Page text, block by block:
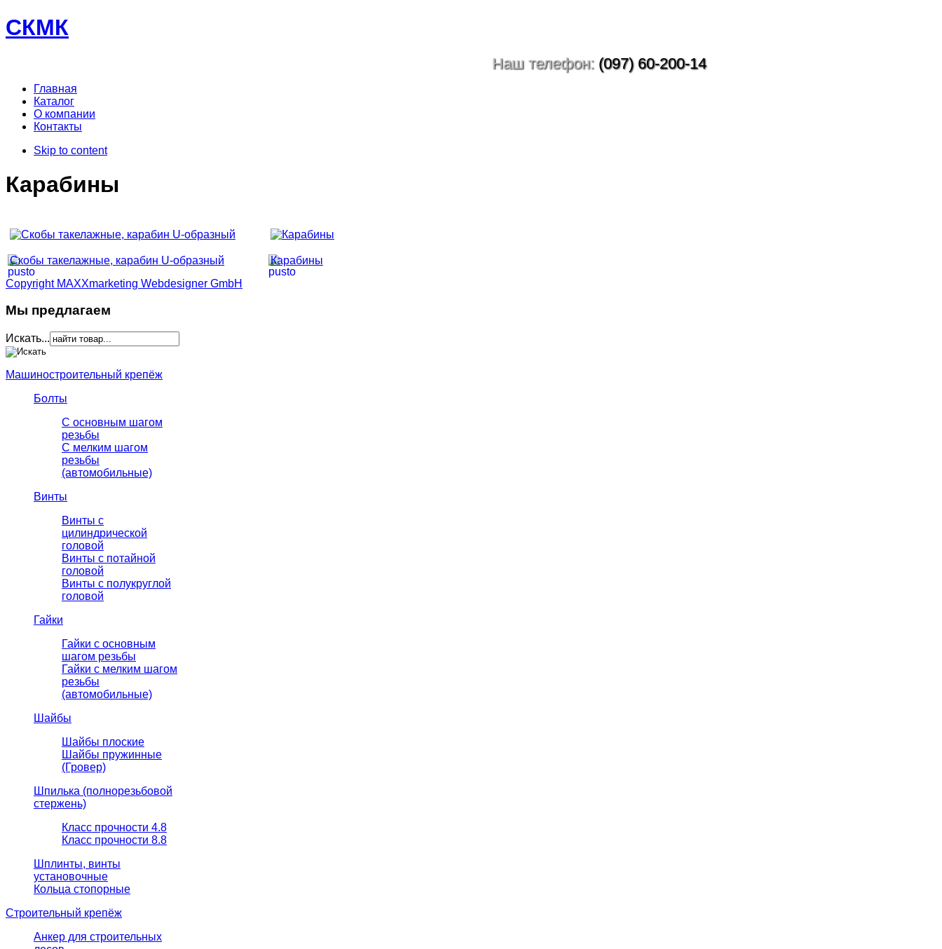
СКМК
Наш телефон: (097) 60-200-14
Главная
Каталог
О компании
Контакты
Skip to content
Карабины
Скобы такелажные, карабин U-образный
Карабины
Copyright MAXXmarketing Webdesigner GmbH
Мы предлагаем
Искать...
Машиностроительный крепёж
Болты
С основным шагом
резьбы
C мелким шагом
резьбы
(автомобильные)
Винты
Винты с
цилиндрической
головой
Винты с потайной
головой
Винты с полукруглой
головой
Гайки
Гайки с основным
шагом резьбы
Гайки с мелким шагом
резьбы
(автомобильные)
Шайбы
Шайбы плоские
Шайбы пружинные
(Гровер)
Шпилька (полнорезьбовой
стержень)
Класс прочности 4.8
Класс прочности 8.8
Шплинты, винты
установочные
Кольца стопорные
Строительный крепёж
Анкер для строительных